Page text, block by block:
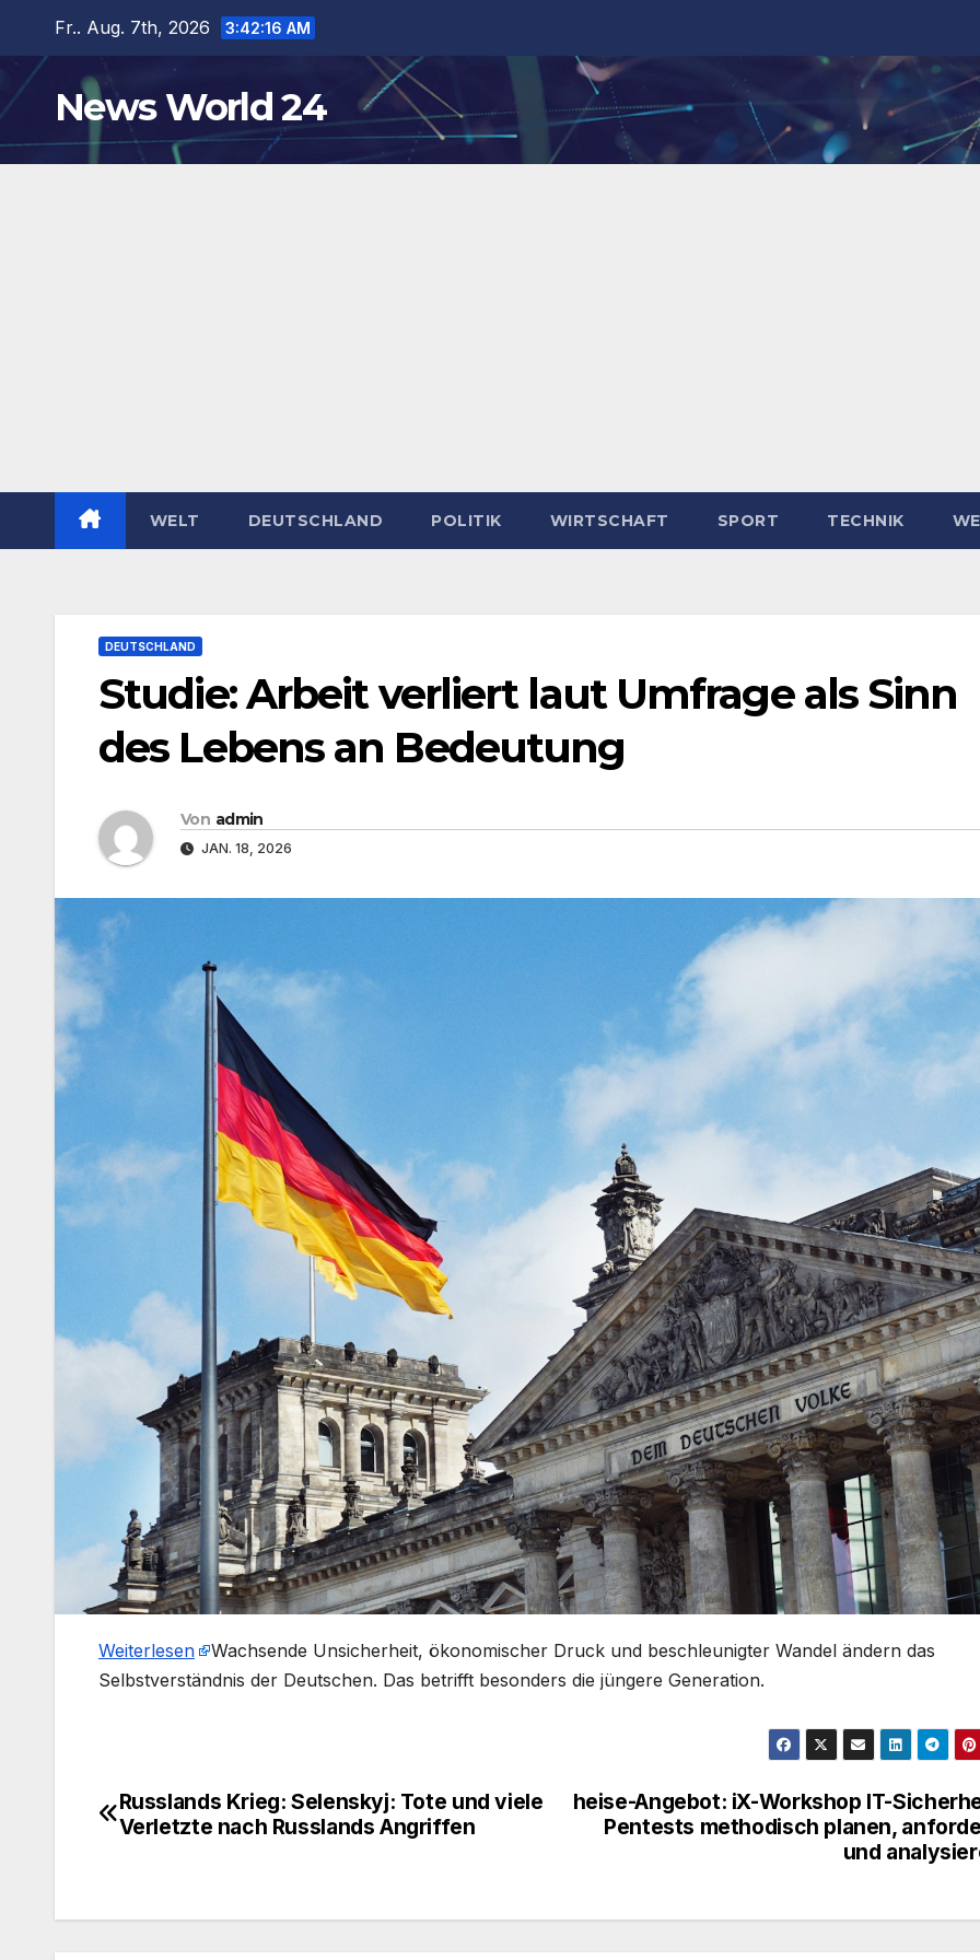
springen
Fr.. Aug. 7th, 2026 3:42:17 AM
News World 24
WELT DEUTSCHLAND POLITIK WIRTSCHAFT SPORT TECHNIK
DEUTSCHLAND
Studie: Arbeit verliert laut Umfrage als Sinn
des Lebens an Bedeutung
Von admin
JAN. 18, 2026
Weiterlesen
​Wachsende Unsicherheit, ökonomischer Druck und beschleunigter Wandel ändern das
Selbstverständnis der Deutschen. Das betrifft besonders die jüngere Generation.
Beitragsnavigation
heise-Angebot: iX-Workshop IT-
Pentests methodisch planen,
und
Russlands Krieg: Selenskyj: Tote und viele
Verletzte nach Russlands Angriffen